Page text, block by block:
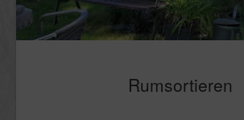
Rumsortieren